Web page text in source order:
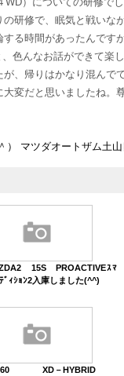
研修で、眠気と戦いな
る時間があったんです
色んなお話ができて楽し
、帰りはかなり混んで
変だと思いましたね。
マツダオートザム土山
15S PROACTIVEｽﾏ
ﾞｨｼｮﾝ2入庫しました(^^)
60 XD－HYBRID